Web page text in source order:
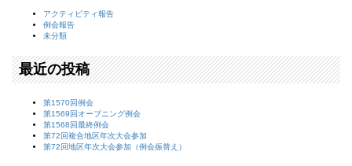
アクティビティ報告
例会報告
未分類
最近の投稿
第1570回例会
第1569回オープニング例会
第1568回最終例会
第72回複合地区年次大会参加
第72回地区年次大会参加（例会振替え）